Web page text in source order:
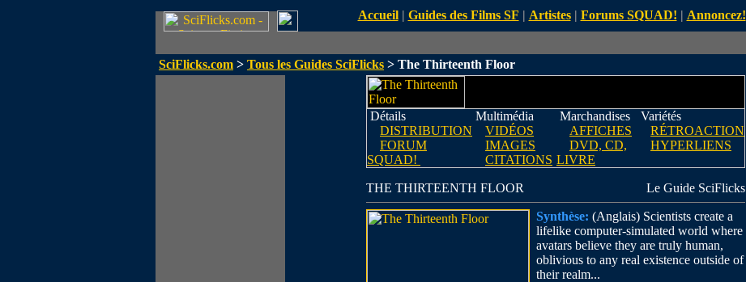
Accueil| Guides des Films SF | Artistes| Forums SQUAD! | Annoncez!
SciFlicks.com > Tous les Guides SciFlicks > The Thirteenth Floor
Détails
DISTRIBUTION
FORUM
SQUAD!
Multimédia
VIDÉOS
IMAGES
CITATIONS
Marchandises
AFFICHES
DVD, CD,
LIVRE
Variétés
RÉTROACTION
HYPERLIENS
THE THIRTEENTH FLOOR Le Guide SciFlicks
Synthèse: (Anglais) Scientists create a
lifelike computer-simulated world where
avatars believe they are truly human,
oblivious to any real existence outside of
their realm...